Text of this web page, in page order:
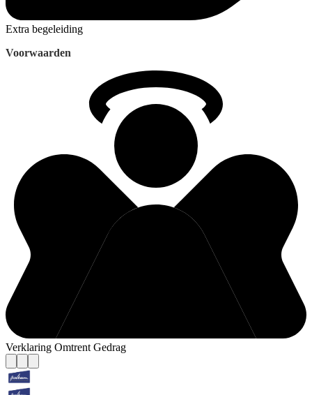
Extra begeleiding
Voorwaarden
Verklaring Omtrent Gedrag